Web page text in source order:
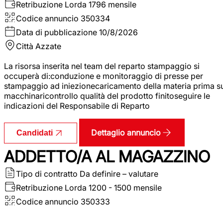
Retribuzione Lorda 1796 mensile
Codice annuncio 350334
Data di pubblicazione 10/8/2026
Città Azzate
La risorsa inserita nel team del reparto stampaggio si
occuperà di:conduzione e monitoraggio di presse per
stampaggio ad iniezionecaricamento della materia prima
macchinaricontrollo qualità del prodotto finitoseguire le
indicazioni del Responsabile di Reparto
Candidati Dettaglio annuncio
ADDETTO/A AL MAGAZZINO
Tipo di contratto Da definire – valutare
Retribuzione Lorda 1200 - 1500 mensile
Codice annuncio 350333